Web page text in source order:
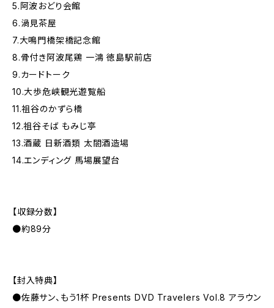
5.阿波おどり会館
6.渦見茶屋
7.大鳴門橋架橋記念館
8.骨付き阿波尾鶏 一鴻 徳島駅前店
9.カードトーク
10.大歩危峡観光遊覧船
11.祖谷のかずら橋
12.祖谷そば もみじ亭
13.酒蔵 日新酒類 太閤酒造場
14.エンディング 馬場展望台
【収録分数】
●約89分
【封入特典】
●佐藤サン、もう1杯 Presents DVD Travelers Vol.8 アラウン